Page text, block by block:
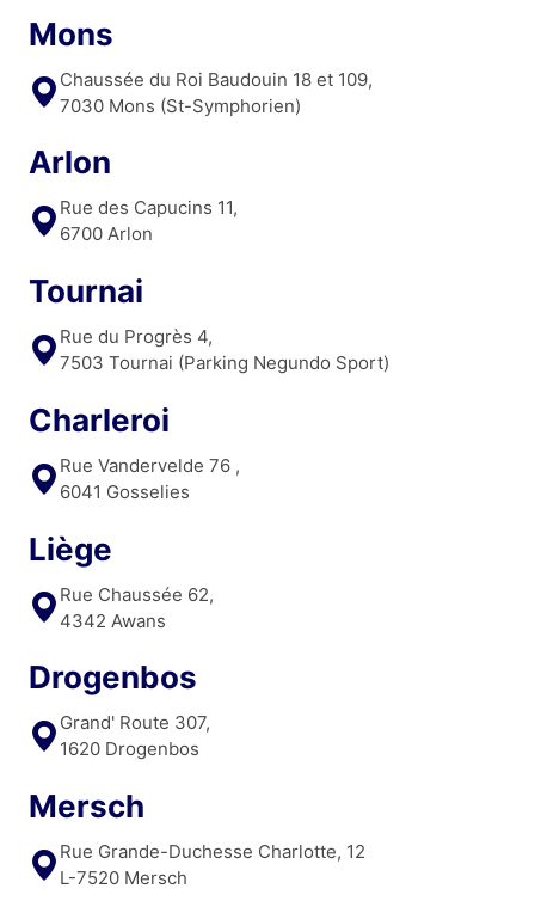
Mons
Chaussée du Roi Baudouin 18 et 109,
7030 Mons (St-Symphorien)
Arlon
Rue des Capucins 11,
6700 Arlon
Tournai
Rue du Progrès 4,
7503 Tournai (Parking Negundo Sport)
Charleroi
Rue Vandervelde 76 ,
6041 Gosselies
Liège
Rue Chaussée 62,
4342 Awans
Drogenbos
Grand' Route 307,
1620 Drogenbos
Mersch
Rue Grande-Duchesse Charlotte, 12
L-7520 Mersch